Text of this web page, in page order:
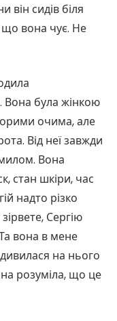
він сидів біля
що вона чує. Не
Вона була жінкою
очима, але
Від неї завжди
Вона
стан шкіри, час
надто різко
Сергію
вона в мене
на нього
розуміла, що це